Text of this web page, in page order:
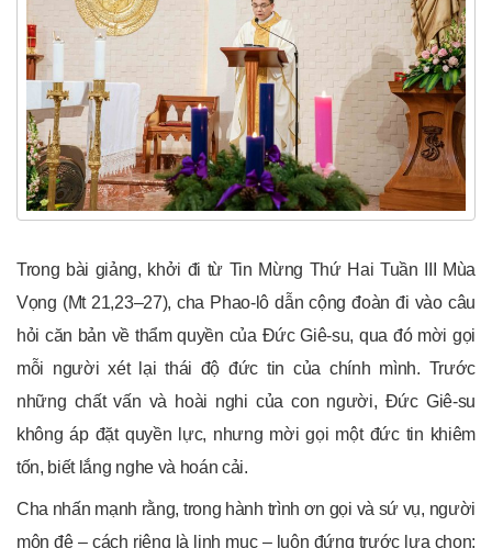
Trong bài giảng, khởi đi từ Tin Mừng Thứ Hai Tuần III Mùa
Vọng (Mt 21,23–27), cha Phao-lô dẫn cộng đoàn đi vào câu
hỏi căn bản về thẩm quyền của Đức Giê-su, qua đó mời gọi
mỗi người xét lại thái độ đức tin của chính mình. Trước
những chất vấn và hoài nghi của con người, Đức Giê-su
không áp đặt quyền lực, nhưng mời gọi một đức tin khiêm
tốn, biết lắng nghe và hoán cải.
Cha nhấn mạnh rằng, trong hành trình ơn gọi và sứ vụ, người
môn đệ – cách riêng là linh mục – luôn đứng trước lựa chọn: